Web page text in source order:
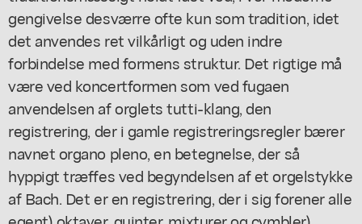
gengivelse desværre ofte kun som tradition, idet
det anvendes ret vilkårligt og uden indre
forbindelse med formens struktur. Det rigtige må
være ved koncertformen som ved fugaen
anvendelsen af orglets tutti-klang, den
registrering, der i gamle registreringsregler bærer
navnet organo pleno, en betegnelse, der så
hyppigt træffes ved begyndelsen af et orgelstykke
af Bach. Det er en registrering, der i sig forener alle